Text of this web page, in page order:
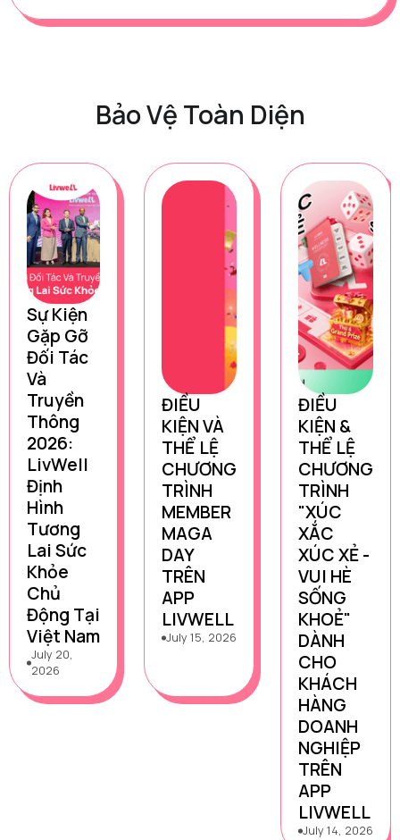
Bảo Vệ Toàn Diện
Sự Kiện
Gặp Gỡ
Đối Tác
Và
Truyền
Thông
2026:
LivWell
Định
Hình
Tương
Lai Sức
Khỏe
Chủ
Động Tại
Việt Nam
July 20,
2026
ĐIỀU
KIỆN VÀ
THỂ LỆ
CHƯƠNG
TRÌNH
MEMBER
MAGA
DAY
TRÊN
APP
LIVWELL
July 15, 2026
ĐIỀU
KIỆN &
THỂ LỆ
CHƯƠNG
TRÌNH
"XÚC
XẮC
XÚC XẺ -
VUI HÈ
SỐNG
KHOẺ"
DÀNH
CHO
KHÁCH
HÀNG
DOANH
NGHIỆP
TRÊN
APP
LIVWELL
July 14, 2026